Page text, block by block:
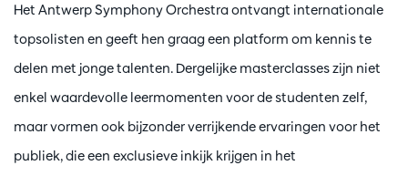
Het Antwerp Symphony Orchestra ontvangt internationale
topsolisten en geeft hen graag een platform om kennis te
delen met jonge talenten. Dergelijke masterclasses zijn niet
enkel waardevolle leermomenten voor de studenten zelf,
maar vormen ook bijzonder verrijkende ervaringen voor het
publiek, die een exclusieve inkijk krijgen in het